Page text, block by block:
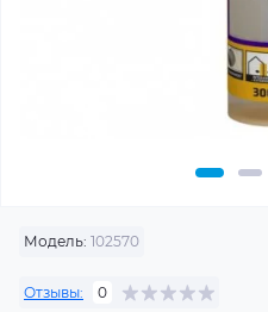
Модель: 102570
Отзывы: 0